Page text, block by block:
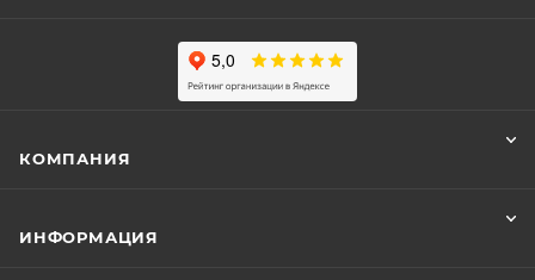
КОМПАНИЯ
ИНФОРМАЦИЯ